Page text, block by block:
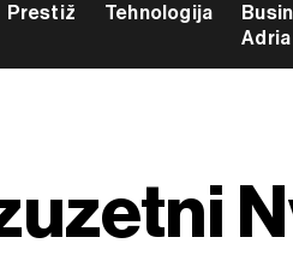
Prestiž Tehnologija
Adria